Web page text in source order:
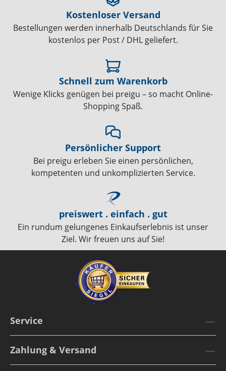
Kostenloser Versand
Bestellungen werden innerhalb Deutschlands für Sie
kostenlos per Post / DHL geliefert.
Schnell zum Warenkorb
Wenige Klicks genügen bei preigu – so macht Online-
Shopping Spaß.
Persönlicher Support
Bei preigu erleben Sie einen persönlichen,
kompetenten und unkomplizierten Service.
preiswert . einfach . gut
Ein rundum gelungenes Einkaufserlebnis ist unser
Ziel. Wir freuen uns auf Sie!
Service
Zahlung & Versand